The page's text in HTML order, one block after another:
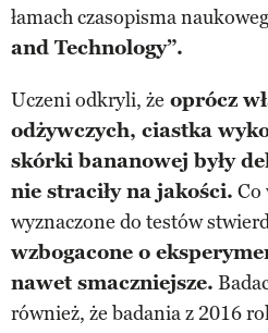
łamach czasopisma
and Technology”.
Uczeni odkryli, że oprócz
odżywczych, ciastka
skórki bananowej były
nie straciły na jakości. Co
wyznaczone do testów
wzbogacone o
nawet smaczniejsze.
również, że badania z 2016